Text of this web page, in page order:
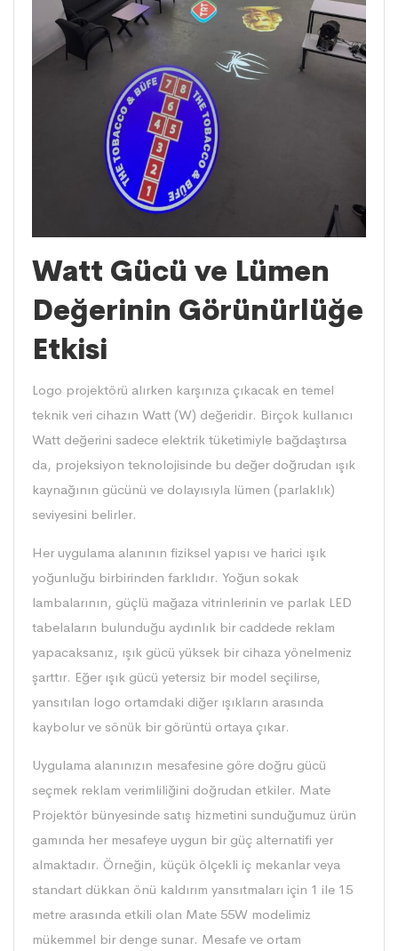
Watt Gücü ve Lümen
Değerinin Görünürlüğe
Etkisi
Logo projektörü alırken karşınıza çıkacak en temel
teknik veri cihazın Watt (W) değeridir. Birçok kullanıcı
Watt değerini sadece elektrik tüketimiyle bağdaştırsa
da, projeksiyon teknolojisinde bu değer doğrudan ışık
kaynağının gücünü ve dolayısıyla lümen (parlaklık)
seviyesini belirler.
Her uygulama alanının fiziksel yapısı ve harici ışık
yoğunluğu birbirinden farklıdır. Yoğun sokak
lambalarının, güçlü mağaza vitrinlerinin ve parlak LED
tabelaların bulunduğu aydınlık bir caddede reklam
yapacaksanız, ışık gücü yüksek bir cihaza yönelmeniz
şarttır. Eğer ışık gücü yetersiz bir model seçilirse,
yansıtılan logo ortamdaki diğer ışıkların arasında
kaybolur ve sönük bir görüntü ortaya çıkar.
Uygulama alanınızın mesafesine göre doğru gücü
seçmek reklam verimliliğini doğrudan etkiler. Mate
Projektör bünyesinde satış hizmetini sunduğumuz ürün
gamında her mesafeye uygun bir güç alternatifi yer
almaktadır. Örneğin, küçük ölçekli iç mekanlar veya
standart dükkan önü kaldırım yansıtmaları için 1 ile 15
metre arasında etkili olan Mate 55W modelimiz
mükemmel bir denge sunar. Mesafe ve ortam